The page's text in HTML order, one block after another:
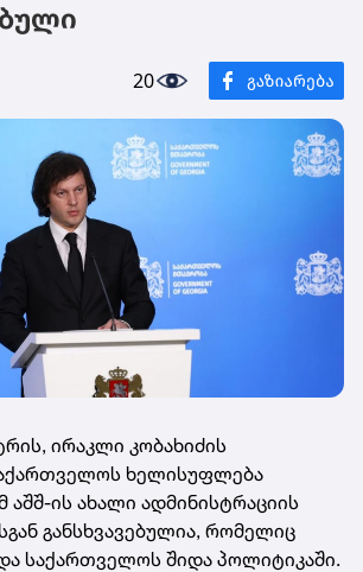
20
ირაკლი კობახიძის
ხელისუფლება
ის ახალი ადმინისტრაციის
განსხვავებულია, რომელიც
საქართველოს შიდა პოლიტიკაში.